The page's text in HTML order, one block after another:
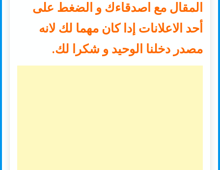
المقال مع اصدقاءك و الضغط على
أحد الاعلانات إدا كان مهما لك لانه
مصدر دخلنا الوحيد و شكرا لك.